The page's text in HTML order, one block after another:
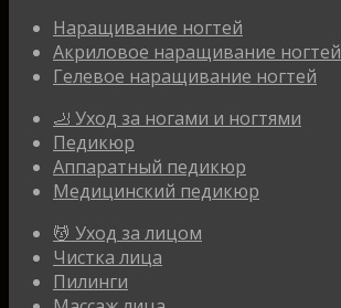
Наращивание ногтей
Акриловое наращивание ногтей
Гелевое наращивание ногтей
🦶 Уход за ногами и ногтями
Педикюр
Аппаратный педикюр
Медицинский педикюр
💆 Уход за лицом
Чистка лица
Пилинги